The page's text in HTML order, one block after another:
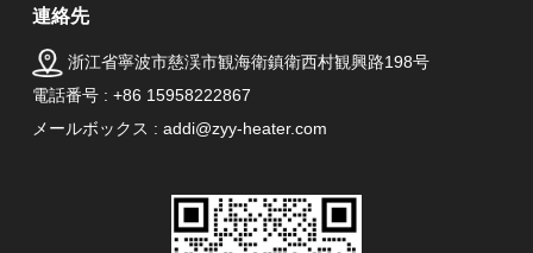
連絡先
浙江省寧波市慈渓市観海衛鎮衛西村観興路198号
電話番号 : +86 15958222867
メールボックス : addi@zyy-heater.com